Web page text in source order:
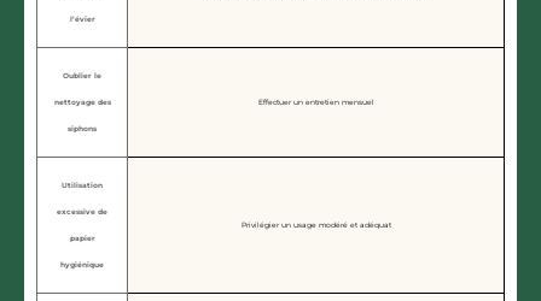
l’évier
Oublier le
nettoyage des
siphons
Effectuer un entretien mensuel
Utilisation
excessive de
papier
hygiénique
Privilégier un usage modéré et adéquat